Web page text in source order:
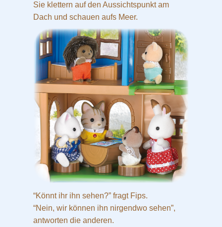
Sie klettern auf den Aussichtspunkt am
Dach und schauen aufs Meer.
“Könnt ihr ihn sehen?” fragt Fips.
“Nein, wir können ihn nirgendwo sehen”,
antworten die anderen.